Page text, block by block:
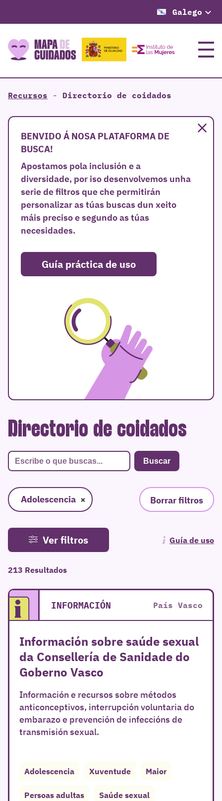
Galego
Menú
Recursos - Directorio de coidados
BENVIDO Á NOSA PLATAFORMA DE
BUSCA!
Apostamos pola inclusión e a
diversidade, por iso desenvolvemos unha
serie de filtros que che permitirán
personalizar as túas buscas dun xeito
máis preciso e segundo as túas
necesidades.
Guía práctica de uso
Directorio de coidados
Adolescencia × Borrar filtros
Ver filtros Guía de uso
213 Resultados
INFORMACIÓN País Vasco
Información sobre saúde sexual
da Consellería de Sanidade do
Goberno Vasco
Información e recursos sobre métodos
anticonceptivos, interrupción voluntaria do
embarazo e prevención de infeccións de
transmisión sexual.
Adolescencia Xuventude Maior
Persoas adultas Saúde sexual